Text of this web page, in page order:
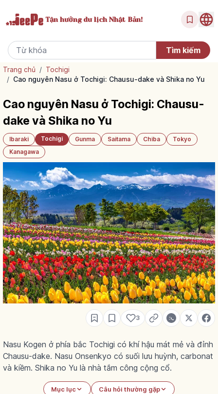
Tận hưởngdu lịch Nhật Bản!
Trang chủ / Tochigi
/ Cao nguyên Nasu ở Tochigi: Chausu-dake và Shika no Yu
Cao nguyên Nasu ở Tochigi: Chausu-
dake và Shika no Yu
Ibaraki Tochigi Gunma Saitama Chiba
Tokyo
Kanagawa
3
Nasu Kogen ở phía bắc Tochigi có khí hậu mát mẻ và đỉnh
Chausu-dake. Nasu Onsenkyo có suối lưu huỳnh, carbonat
và kiềm. Shika no Yu là nhà tắm công cộng cổ.
Mục lục Câu hỏi thường gặp